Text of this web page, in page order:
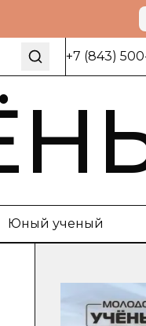
+7 (843)
Юный ученый